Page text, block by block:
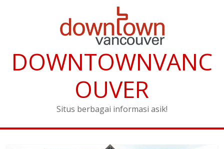
DOWNTOWNVANC
OUVER
Situs berbagai informasi asik!